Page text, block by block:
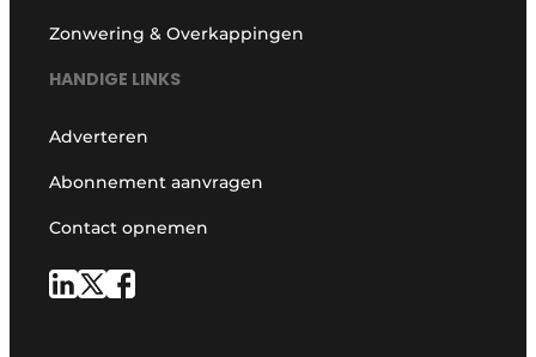
Zonwering & Overkappingen
HANDIGE LINKS
Adverteren
Abonnement aanvragen
Contact opnemen